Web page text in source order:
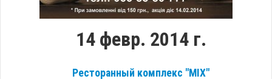
14 февр. 2014 г.
Ресторанный комплекс "МIX"